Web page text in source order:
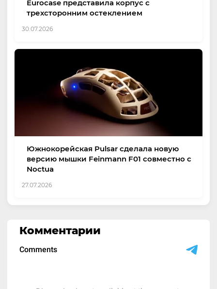
Eurocase представила корпус с
трехсторонним остеклением
30.07.2026
Южнокорейская Pulsar сделала новую
версию мышки Feinmann F01 совместно с
Noctua
27.07.2026
Комментарии